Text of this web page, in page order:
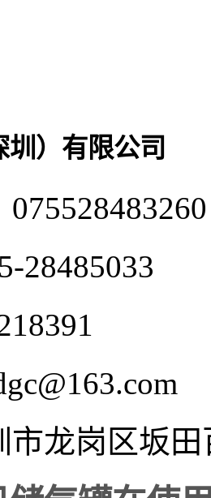
）有限公司
075528483260
28485033
市龙岗区坂田